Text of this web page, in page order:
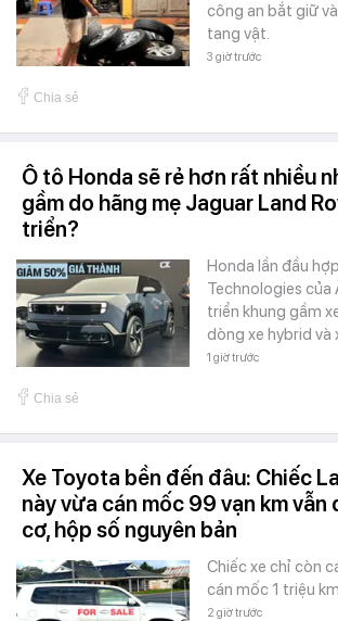
công an bắt giữ
tang vật.
3 giờ trước
Chia sẻ
Ô tô Honda sẽ rẻ hơn rất nhiều
gầm do hãng mẹ Jaguar Land
triển?
Honda lần đầu
Technologies của
triển khung gầm
dòng xe hybrid
1 giờ trước
Chia sẻ
Xe Toyota bền đến đâu: Chiếc
này vừa cán mốc 99 vạn km vẫn
cơ, hộp số nguyên bản
Chiếc xe chỉ còn
cán mốc 1 triệu
2 giờ trước